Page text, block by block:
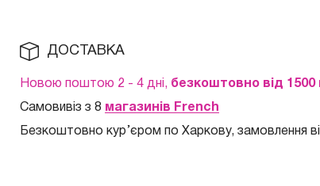
ДОСТАВКА
Новою поштою 2 - 4 дні, безкоштовно від 1500
Самовивіз з 8 магазинів French
Безкоштовно кур’єром по Харкову, замовлення